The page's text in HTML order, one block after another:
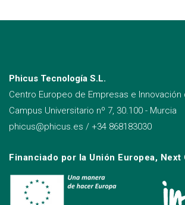
Phicus Tecnología S.L.
Centro Europeo de Empresas e Innovación
Campus Universitario nº 7, 30.100 - Murcia
phicus@phicus.es / +34 868183030
Financiado por la Unión Europea, Next